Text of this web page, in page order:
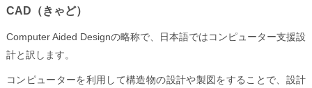
CAD （きゃど）
Computer Aided Designの略称で、日本語ではコンピューター支援設
計と訳します。
コンピューターを利用して構造物の設計や製図をすることで、設計